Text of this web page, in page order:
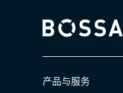
Bossard homepage
产品与服务